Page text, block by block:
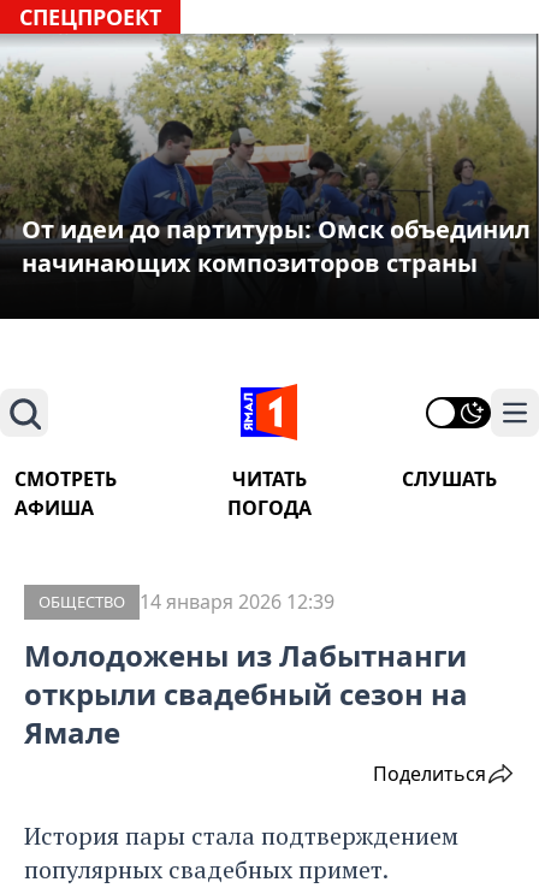
СПЕЦПРОЕКТ
От идеи до партитуры: Омск объединил
начинающих композиторов страны
Поиск
СМОТРЕТЬ ЧИТАТЬ
СЛУШАТЬ
АФИША
ПОГОДА
ОБЩЕСТВО 14 января 2026 12:39
Молодожены из Лабытнанги
открыли свадебный сезон на
Ямале
Поделиться
История пары стала подтверждением
популярных свадебных примет.